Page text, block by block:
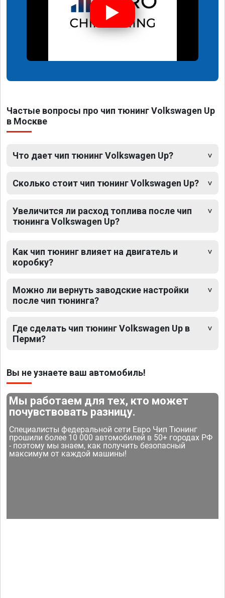
Частые вопросы про чип тюнинг Volkswagen Up
в Москве
Что дает чип тюнинг Volkswagen Up?
Сколько стоит чип тюнинг Volkswagen Up?
Увеличится ли расход топлива после чип
тюнинга Volkswagen Up?
Как чип тюнинг влияет на двигатель и
коробку?
Можно ли вернуть заводские настройки
после чип тюнинга?
Где сделать чип тюнинг Volkswagen Up в
Перми?
Вы не узнаете ваш автомобиль!
Мы работаем для тех, кто может
почувствовать разницу.
Специалисты федеральной сети Евро Чип Тюнинг
прошили более 10 000 автомобилей в 50+ городах РФ
- поэтому мы знаем, как получить безопасный
максимум от каждой машины!